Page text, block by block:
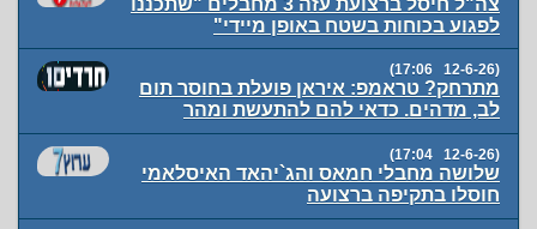
לפגוע בכוחות בשטח באופן מיידי"
(12-6-26 17:06)
מתרחק? טראמפ: איראן פועלת בחוסר תום
לב, מדהים. כדאי להם להתעשת ומהר
(12-6-26 17:04)
שלושה מחבלי חמאס והג`יהאד האיסלאמי
חוסלו בתקיפה ברצועה